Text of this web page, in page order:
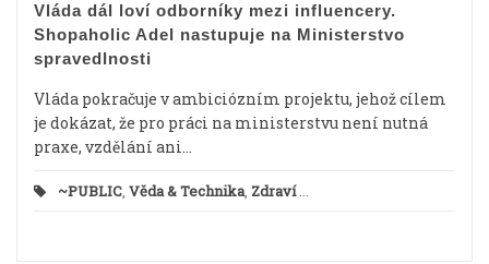
Vláda dál loví odborníky mezi influencery.
Shopaholic Adel nastupuje na Ministerstvo
spravedlnosti
Vláda pokračuje v ambiciózním projektu, jehož cílem
je dokázat, že pro práci na ministerstvu není nutná
praxe, vzdělání ani...
~PUBLIC, Věda & Technika, Zdraví...